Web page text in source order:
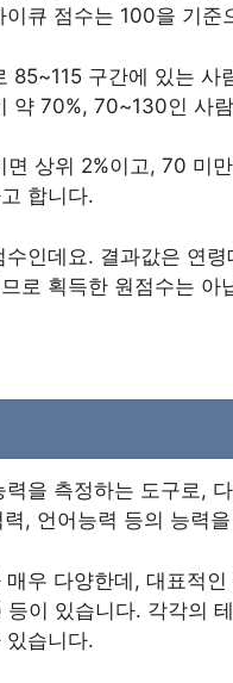
큐 점수는 100을 기
85~115 구간에 있는
약 70%, 70~130인 사
상위 2%이고, 70 미
합니다.
인데요. 결과값은 연
로 획득한 원점수는 아
을 측정하는 도구로,
, 언어능력 등의 능력
우 다양한데, 대표적
등이 있습니다. 각각의
있습니다.